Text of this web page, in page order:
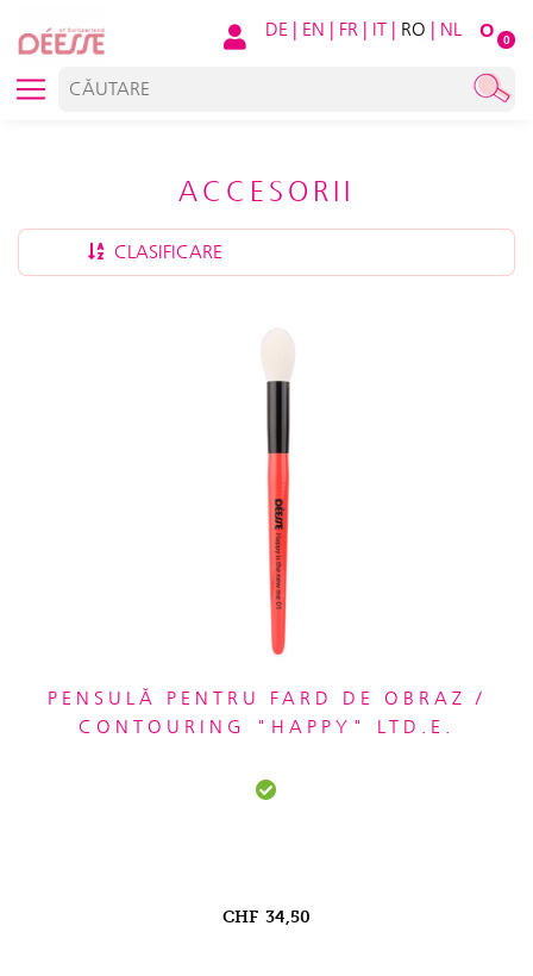
O 0
DE | EN | FR | IT | RO | NL
ACCESORII
CLASIFICARE
PENSULĂ PENTRU FARD DE OBRAZ /
CONTOURING "HAPPY" LTD.E.
CHF 34,50